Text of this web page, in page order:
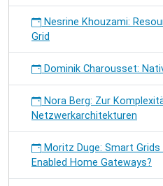
Nesrine Khouzami:
Grid
Dominik Charousset:
Nora Berg: Zur
Netzwerkarchitekturen
Moritz Duge: Smart
Enabled Home Gateways?